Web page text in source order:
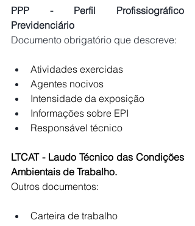
PPP - Perfil Profissiográfico
Previdenciário
Documento obrigatório que descreve:
Atividades exercidas
Agentes nocivos
Intensidade da exposição
Informações sobre EPI
Responsável técnico
LTCAT - Laudo Técnico das Condições
Ambientais de Trabalho.
Outros documentos:
Carteira de trabalho